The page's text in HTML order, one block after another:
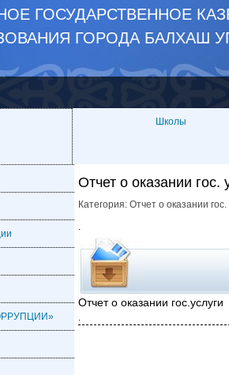
ГОСУДАРСТВЕННОЕ
ГОРОДА БАЛХАШ
Школы
Отчет о оказании гос.
Категория: Отчет о оказании гос.
.
Отчет о оказании гос.услуги